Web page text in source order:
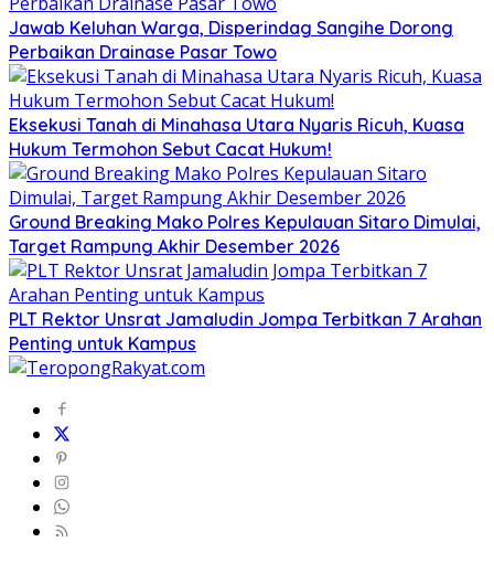
Jawab Keluhan Warga, Disperindag Sangihe Dorong
Perbaikan Drainase Pasar Towo
Eksekusi Tanah di Minahasa Utara Nyaris Ricuh, Kuasa
Hukum Termohon Sebut Cacat Hukum!
Ground Breaking Mako Polres Kepulauan Sitaro Dimulai,
Target Rampung Akhir Desember 2026
​PLT Rektor Unsrat Jamaludin Jompa Terbitkan 7 Arahan
Penting untuk Kampus